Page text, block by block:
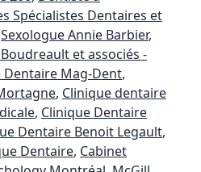
Spécialistes Dentaires et
Sexologue Annie Barbier,
et associés -
Dentaire Mag-Dent,
, Clinique dentaire
, Clinique Dentaire
Dentaire Benoit Legault,
Dentaire, Cabinet